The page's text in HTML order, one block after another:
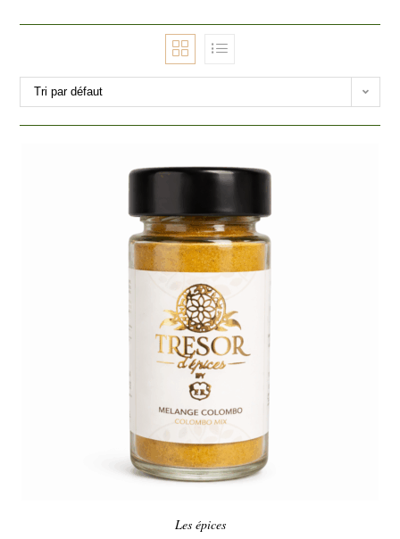
Tri par défaut
Les épices